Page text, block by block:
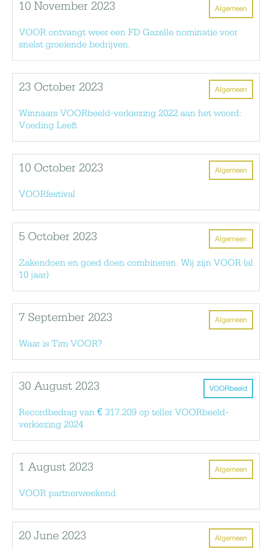
Algemeen
10 November 2023
VOOR ontvangt weer een FD Gazelle nominatie voor
snelst groeiende bedrijven.
Algemeen
23 October 2023
Winnaars VOORbeeld-verkiezing 2022 aan het woord:
Voeding Leeft
Algemeen
10 October 2023
VOORfestival
Algemeen
5 October 2023
Zakendoen en goed doen combineren. Wij zijn VOOR (al
10 jaar)
Algemeen
7 September 2023
Waar is Tim VOOR?
VOORbeeld
30 August 2023
Recordbedrag van € 317.209 op teller VOORbeeld-
verkiezing 2024
Algemeen
1 August 2023
VOOR partnerweekend
Algemeen
20 June 2023